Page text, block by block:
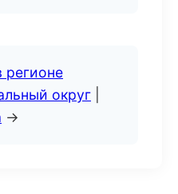
регионе
округ
→